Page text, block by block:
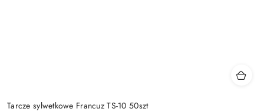
Tarcze sylwetkowe Francuz TS-10 50szt